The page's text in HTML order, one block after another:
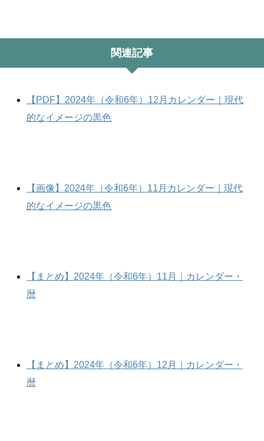
関連記事
【PDF】2024年（令和6年）12月カレンダー｜現代
的なイメージの黒色
【画像】2024年（令和6年）11月カレンダー｜現代
的なイメージの黒色
【まとめ】2024年（令和6年）11月｜カレンダー・
暦
【まとめ】2024年（令和6年）12月｜カレンダー・
暦